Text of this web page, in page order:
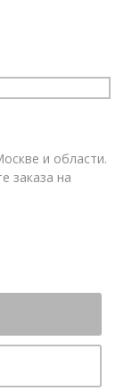
и области.
заказа на